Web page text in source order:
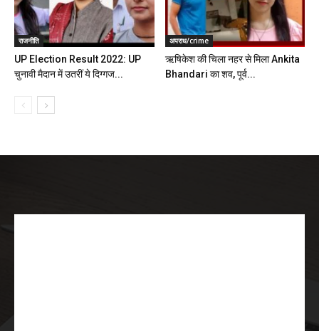
राजनीति
UP Election Result 2022: UP
चुनावी मैदान में उतरीं ये दिग्गज...
अपराध/crime
ऋषिकेश की चिला नहर से मिला Ankita
Bhandari का शव, पूर्व...